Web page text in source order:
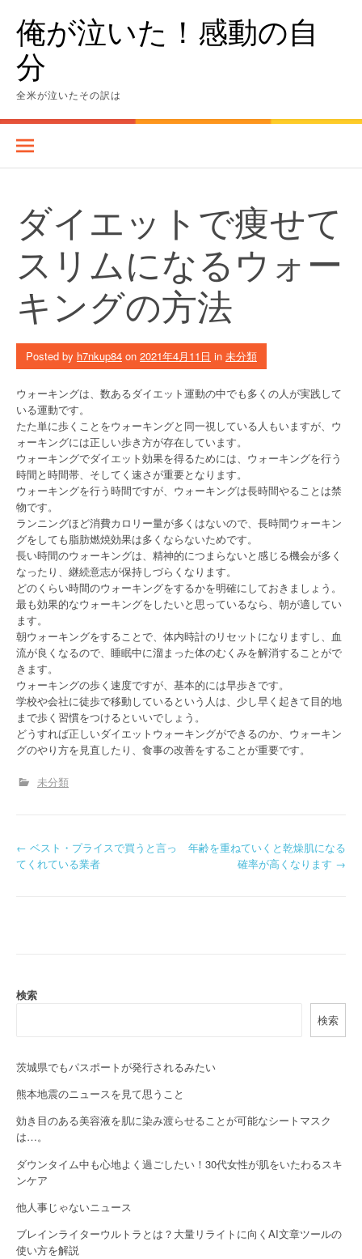
content俺が泣いた！感動の自
分
全米が泣いたその訳は
ダイエットで痩せて
スリムになるウォー
キングの方法
Posted by h7nkup84 on 2021年4月11日 in 未分類
ウォーキングは、数あるダイエット運動の中でも多くの人が実践して
いる運動です。
たた単に歩くことをウォーキングと同一視している人もいますが、ウ
ォーキングには正しい歩き方が存在しています。
ウォーキングでダイエット効果を得るためには、ウォーキングを行う
時間と時間帯、そしてく速さが重要となります。
ウォーキングを行う時間ですが、ウォーキングは長時間やることは禁
物です。
ランニングほど消費カロリー量が多くはないので、長時間ウォーキン
グをしても脂肪燃焼効果は多くならないためです。
長い時間のウォーキングは、精神的につまらないと感じる機会が多く
なったり、継続意志が保持しづらくなります。
どのくらい時間のウォーキングをするかを明確にしておきましょう。
最も効果的なウォーキングをしたいと思っているなら、朝が適してい
ます。
朝ウォーキングをすることで、体内時計のリセットになりますし、血
流が良くなるので、睡眠中に溜まった体のむくみを解消することがで
きます。
ウォーキングの歩く速度ですが、基本的には早歩きです。
学校や会社に徒歩で移動しているという人は、少し早く起きて目的地
まで歩く習慣をつけるといいでしょう。
どうすれば正しいダイエットウォーキングができるのか、ウォーキン
グのやり方を見直したり、食事の改善をすることが重要です。
未分類
P
a
i
g
a
t
i
o
n
← ベスト・プライスで買うと言っ
てくれている業者
年齢を重ねていくと乾燥肌になる
確率が高くなります →
検索
検索
茨城県でもパスポートが発行されるみたい
熊本地震のニュースを見て思うこと
効き目のある美容液を肌に染み渡らせることが可能なシートマスク
は…。
ダウンタイム中も心地よく過ごしたい！30代女性が肌をいたわるスキ
ンケア
他人事じゃないニュース
ブレインライターウルトラとは？大量リライトに向くAI文章ツールの
使い方を解説